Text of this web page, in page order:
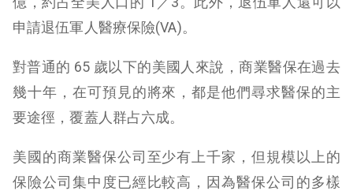
申請退伍軍人醫療保險(VA)。
對普通的 65 歲以下的美國人來說，商業醫保在過去
幾十年，在可預見的將來，都是他們尋求醫保的主
要途徑，覆蓋人群占六成。
美國的商業醫保公司至少有上千家，但規模以上的
保險公司集中度已經比較高，因為醫保公司的多樣